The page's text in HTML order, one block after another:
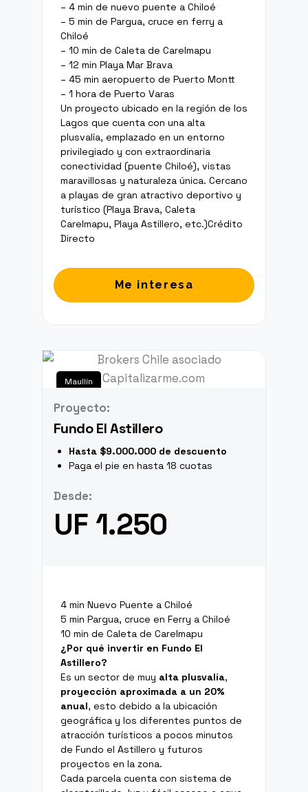
– 4 min de nuevo puente a Chiloé
– 5 min de Pargua, cruce en ferry a
Chiloé
– 10 min de Caleta de Carelmapu
– 12 min Playa Mar Brava
– 45 min aeropuerto de Puerto Montt
– 1 hora de Puerto Varas
Un proyecto ubicado en la región de los
Lagos que cuenta con una alta
plusvalía, emplazado en un entorno
privilegiado y con extraordinaria
conectividad (puente Chiloé), vistas
maravillosas y naturaleza única. Cercano
a playas de gran atractivo deportivo y
turístico (Playa Brava, Caleta
Carelmapu, Playa Astillero, etc.)Crédito
Directo
Me interesa
Maullín
Proyecto:
Fundo El Astillero
Hasta $9.000.000 de descuento
Paga el pie en hasta 18 cuotas
Desde:
UF 1.250
4 min Nuevo Puente a Chiloé
5 min Pargua, cruce en Ferry a Chiloé
10 min de Caleta de Carelmapu
¿Por qué invertir en Fundo El
Astillero?
Es un sector de muy alta plusvalía,
proyección aproximada a un 20%
anual, esto debido a la ubicación
geográfica y los diferentes puntos de
atracción turísticos a pocos minutos
de Fundo el Astillero y futuros
proyectos en la zona.
Cada parcela cuenta con sistema de